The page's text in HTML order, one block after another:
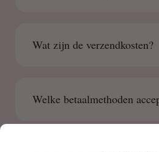
Wat zijn de verzendkosten?
Welke betaalmethoden